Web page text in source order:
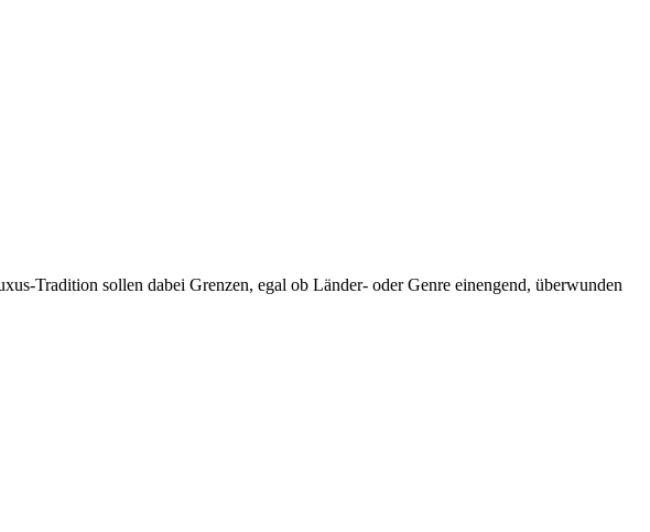
Tradition sollen dabei Grenzen, egal ob Länder- oder Genre einengend, überwunden